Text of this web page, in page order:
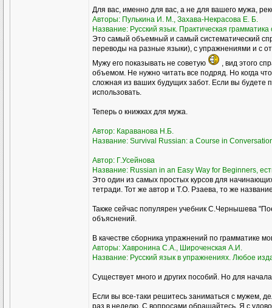
Для вас, именно для вас, а не для вашего мужа,
Авторы: Пулькина И. М., Захава-Некрасова Е. Б.
Название: Русский язык. Практическая
Это самый объемный и самый систематический
переводы на разные языки), с упражнениями и с
Мужу его показывать не советую
, вид этого
объемом. Не нужно читать все подряд. Но когда
сложная из ваших будущих забот. Если вы будете
использовать.
Теперь о книжках для мужа.
Автор: Караванова Н.Б.
Название: Survival Russian: а Course in
Автор: Г.Усейнова
Название: Russian in an Easy Way for Beginners,
Это один из самых простых курсов для
тетради. Тот же автор и Т.О. Рзаева, то же
Также сейчас популярен учебник С.Чернышева
объяснений.
В качестве сборника упражнений по грамматике
Авторы: Хавронина С.А., Широченская А.И.
Название: Русский язык в упражнениях. Любое
Существует много и других пособий. Но для
Если вы все-таки решитесь заниматься с мужем,
раз в неделю. С вопросами обращайтесь. Я с